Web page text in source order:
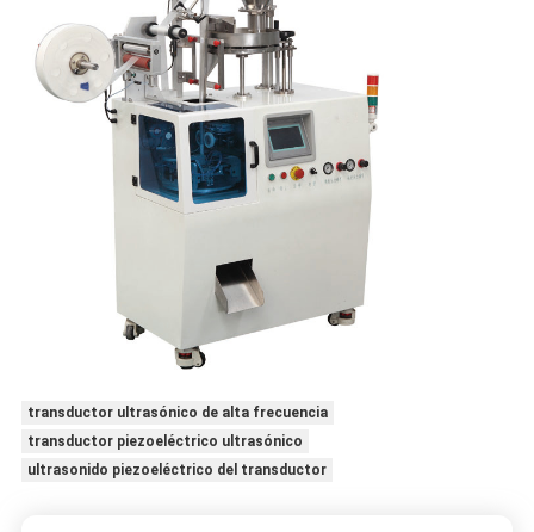
transductor ultrasónico de alta frecuencia
transductor piezoeléctrico ultrasónico
ultrasonido piezoeléctrico del transductor